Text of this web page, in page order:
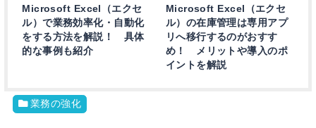
Microsoft Excel（エクセ
ル）で業務効率化・自動化
をする方法を解説！ 具体
的な事例も紹介
Microsoft Excel（エクセ
ル）の在庫管理は専用アプ
リへ移行するのがおすす
め！ メリットや導入のポ
イントを解説
業務の強化